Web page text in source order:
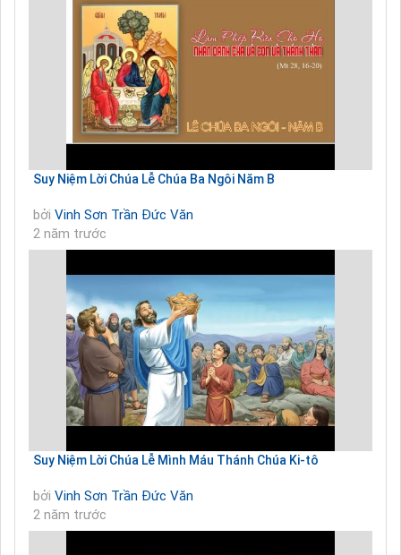
Suy Niệm Lời Chúa Lễ Chúa Ba Ngôi Năm B
bởi Vinh Sơn Trần Đức Văn
2 năm trước
Suy Niệm Lời Chúa Lễ Mình Máu Thánh Chúa Ki-tô
bởi Vinh Sơn Trần Đức Văn
2 năm trước